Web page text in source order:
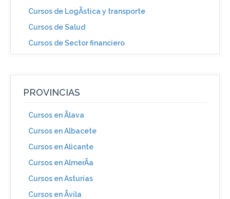
Cursos de LogÃ­stica y transporte
Cursos de Salud
Cursos de Sector financiero
PROVINCIAS
Cursos en Ãlava
Cursos en Albacete
Cursos en Alicante
Cursos en AlmerÃ­a
Cursos en Asturias
Cursos en Ãvila